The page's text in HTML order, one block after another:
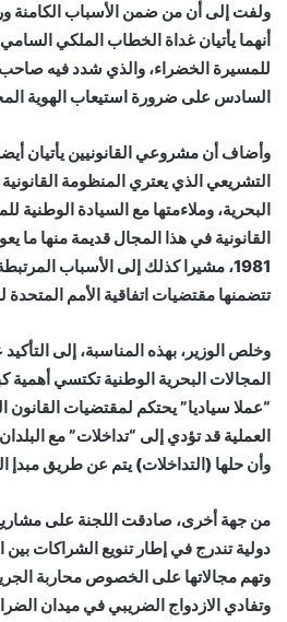
ولفت إلى أن من ضمن الأسباب الكامنة
للمسيرة الخضراء، والذي شدد فيه صاحب
السادس على ضرورة استيعاب الهوية
وأضاف أن مشروعي القانونيين يأتيان
التشريعي الذي يعتري المنظومة
البحرية، وملاءمتها مع السيادة
1981، مشيرا كذلك إلى الأسباب
تتضمنها مقتضيات اتفاقية الأمم المتحدة
وخلص الوزير، بهذه المناسبة، إلى
المجالات البحرية الوطنية تكتسي أهمية
“عملا سياديا” يحتكم لمقتضيات القانون
العملية قد تؤدي إلى “تداخلات” مع
وأن حلها (التداخلات) يتم عن طريق مبدإ
دولية تندرج في إطار تنويع الشراكات
وتهم مجالاتها على الخصوص محاربة
وتفادي الازدواج الضريبي في ميدان